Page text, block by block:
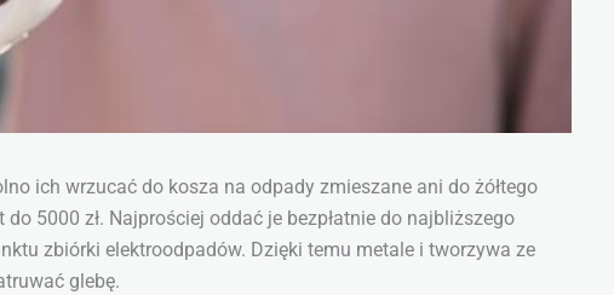
ich wrzucać do kosza na odpady zmieszane ani do żółtego
5000 zł. Najprościej oddać je bezpłatnie do najbliższego
zbiórki elektroodpadów. Dzięki temu metale i tworzywa ze
glebę.